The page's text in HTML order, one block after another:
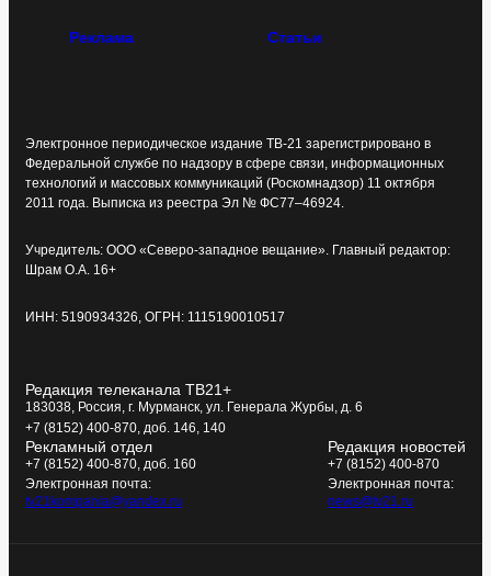
Реклама Статьи
Электронное периодическое издание ТВ-21 зарегистрировано в
Федеральной службе по надзору в сфере связи, информационных
технологий и массовых коммуникаций (Роскомнадзор) 11 октября
2011 года. Выписка из реестра Эл № ФС77–46924.
Учредитель: ООО «Северо-западное вещание». Главный редактор:
Шрам О.А. 16+
ИНН: 5190934326, ОГРН: 1115190010517
Редакция телеканала ТВ21+
183038, Россия, г. Мурманск, ул. Генерала Журбы, д. 6
+7 (8152) 400-870, доб. 146, 140
Рекламный отдел
+7 (8152) 400-870, доб. 160
Электронная почта:
tv21kompania@yandex.ru
Редакция новостей
+7 (8152) 400-870
Электронная почта:
news@tv21.ru